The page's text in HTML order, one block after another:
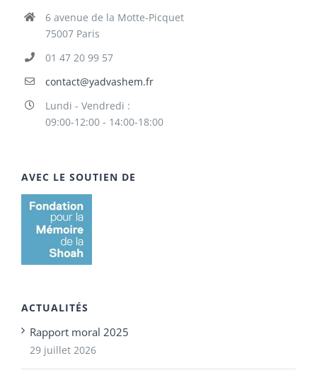
6 avenue de la Motte-Picquet
75007 Paris
01 47 20 99 57
contact@yadvashem.fr
Lundi - Vendredi :
09:00-12:00 - 14:00-18:00
AVEC LE SOUTIEN DE
ACTUALITÉS
Rapport moral 2025
29 juillet 2026